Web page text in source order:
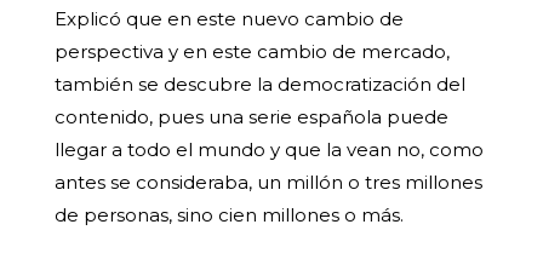
Explicó que en este nuevo cambio de
perspectiva y en este cambio de mercado,
también se descubre la democratización del
contenido, pues una serie española puede
llegar a todo el mundo y que la vean no, como
antes se consideraba, un millón o tres millones
de personas, sino cien millones o más.